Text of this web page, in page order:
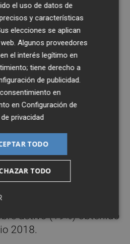
de 1,9 millones de
un beneficio de 1,4
que a la misma
se obtuvo una
de euros. El
es decir, el
que incluye los
de valores, de este
ejercicio 2019, es de 3,1
la importante mejora
neta de la
la ratio de
activo (19%) obtenido
2018.
el uso de datos de
y características
elecciones se aplican
Algunos proveedores
el interés legítimo en
tiene derecho a
de publicidad.
en
enConfiguración de
privacidad
TODO
TODO